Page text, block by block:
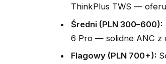
ThinkPlus TWS —
Średni (PLN 300–600):
6 Pro — solidne ANC z
Flagowy (PLN 700+):